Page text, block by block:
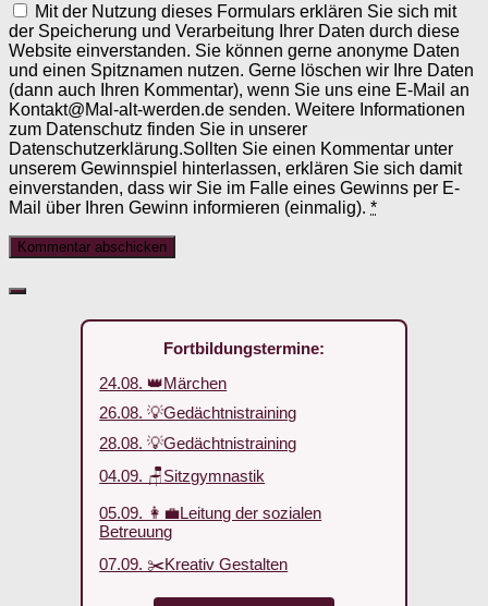
Mit der Nutzung dieses Formulars erklären Sie sich mit
der Speicherung und Verarbeitung Ihrer Daten durch diese
Website einverstanden. Sie können gerne anonyme Daten
und einen Spitznamen nutzen. Gerne löschen wir Ihre Daten
(dann auch Ihren Kommentar), wenn Sie uns eine E-Mail an
Kontakt@Mal-alt-werden.de senden. Weitere Informationen
zum Datenschutz finden Sie in unserer
Datenschutzerklärung.Sollten Sie einen Kommentar unter
unserem Gewinnspiel hinterlassen, erklären Sie sich damit
einverstanden, dass wir Sie im Falle eines Gewinns per E-
Mail über Ihren Gewinn informieren (einmalig). *
Fortbildungstermine:
24.08. 👑Märchen
26.08. 💡Gedächtnistraining
28.08. 💡Gedächtnistraining
04.09. 🪑Sitzgymnastik
05.09. 👩‍💼Leitung der sozialen
Betreuung
07.09. ✂️Kreativ Gestalten